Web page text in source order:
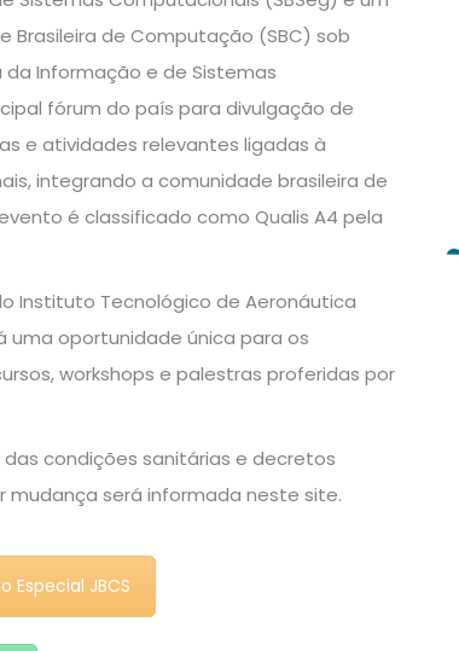
de Computação (SBC) sob
da Informação e de Sistemas
fórum do país para divulgação de
e atividades relevantes ligadas à
integrando a comunidade brasileira de
é classificado como Qualis A4 pela
Instituto Tecnológico de Aeronáutica
uma oportunidade única para os
workshops e palestras proferidas por
condições sanitárias e decretos
mudança será informada neste site.
Especial JBCS